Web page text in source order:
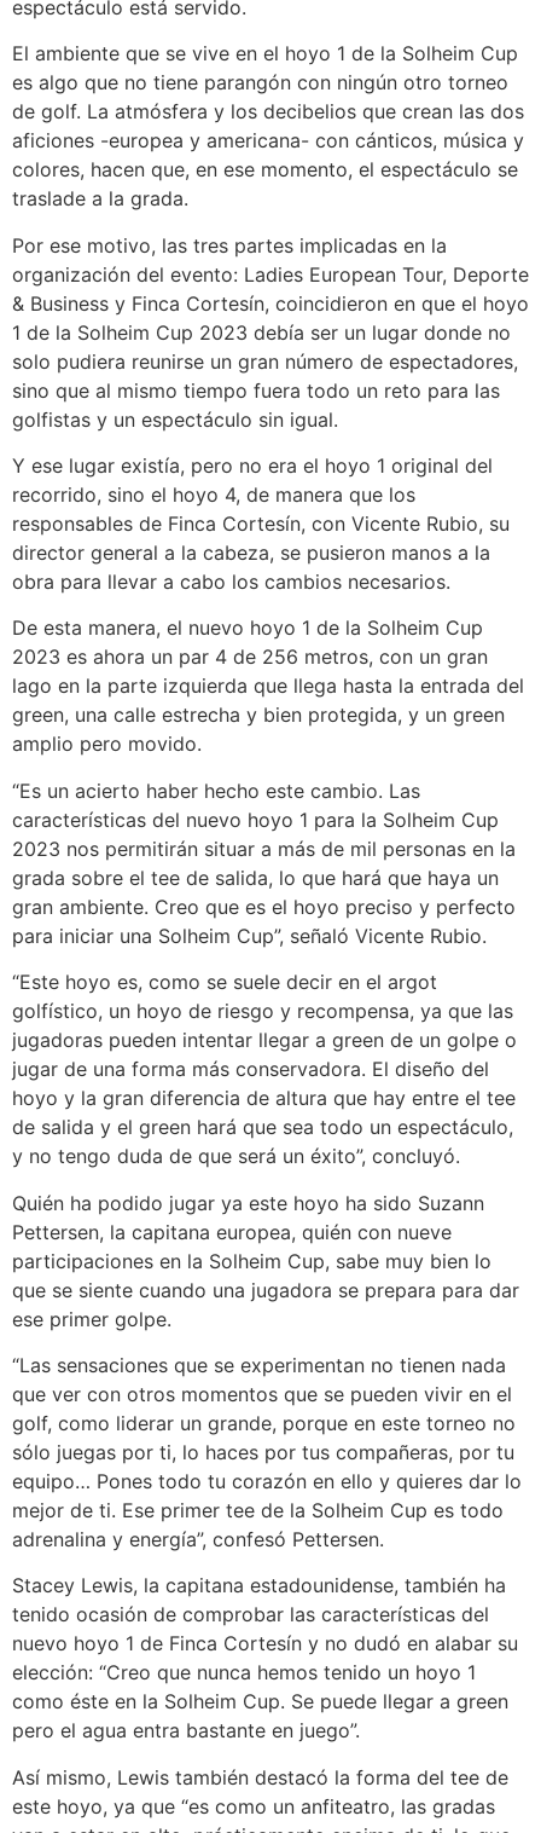
espectáculo está servido.
El ambiente que se vive en el hoyo 1 de la Solheim Cup
es algo que no tiene parangón con ningún otro torneo
de golf. La atmósfera y los decibelios que crean las dos
aficiones -europea y americana- con cánticos, música y
colores, hacen que, en ese momento, el espectáculo se
traslade a la grada.
Por ese motivo, las tres partes implicadas en la
organización del evento: Ladies European Tour, Deporte
& Business y Finca Cortesín, coincidieron en que el hoyo
1 de la Solheim Cup 2023 debía ser un lugar donde no
solo pudiera reunirse un gran número de espectadores,
sino que al mismo tiempo fuera todo un reto para las
golfistas y un espectáculo sin igual.
Y ese lugar existía, pero no era el hoyo 1 original del
recorrido, sino el hoyo 4, de manera que los
responsables de Finca Cortesín, con Vicente Rubio, su
director general a la cabeza, se pusieron manos a la
obra para llevar a cabo los cambios necesarios.
De esta manera, el nuevo hoyo 1 de la Solheim Cup
2023 es ahora un par 4 de 256 metros, con un gran
lago en la parte izquierda que llega hasta la entrada del
green, una calle estrecha y bien protegida, y un green
amplio pero movido.
“Es un acierto haber hecho este cambio. Las
características del nuevo hoyo 1 para la Solheim Cup
2023 nos permitirán situar a más de mil personas en la
grada sobre el tee de salida, lo que hará que haya un
gran ambiente. Creo que es el hoyo preciso y perfecto
para iniciar una Solheim Cup”, señaló Vicente Rubio.
“Este hoyo es, como se suele decir en el argot
golfístico, un hoyo de riesgo y recompensa, ya que las
jugadoras pueden intentar llegar a green de un golpe o
jugar de una forma más conservadora. El diseño del
hoyo y la gran diferencia de altura que hay entre el tee
de salida y el green hará que sea todo un espectáculo,
y no tengo duda de que será un éxito”, concluyó.
Quién ha podido jugar ya este hoyo ha sido Suzann
Pettersen, la capitana europea, quién con nueve
participaciones en la Solheim Cup, sabe muy bien lo
que se siente cuando una jugadora se prepara para dar
ese primer golpe.
“Las sensaciones que se experimentan no tienen nada
que ver con otros momentos que se pueden vivir en el
golf, como liderar un grande, porque en este torneo no
sólo juegas por ti, lo haces por tus compañeras, por tu
equipo… Pones todo tu corazón en ello y quieres dar lo
mejor de ti. Ese primer tee de la Solheim Cup es todo
adrenalina y energía”, confesó Pettersen.
Stacey Lewis, la capitana estadounidense, también ha
tenido ocasión de comprobar las características del
nuevo hoyo 1 de Finca Cortesín y no dudó en alabar su
elección: “Creo que nunca hemos tenido un hoyo 1
como éste en la Solheim Cup. Se puede llegar a green
pero el agua entra bastante en juego”.
Así mismo, Lewis también destacó la forma del tee de
este hoyo, ya que “es como un anfiteatro, las gradas